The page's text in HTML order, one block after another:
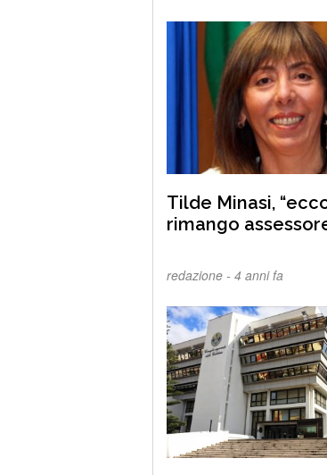
Tilde Minasi,
rimango
redazione - 4 anni fa